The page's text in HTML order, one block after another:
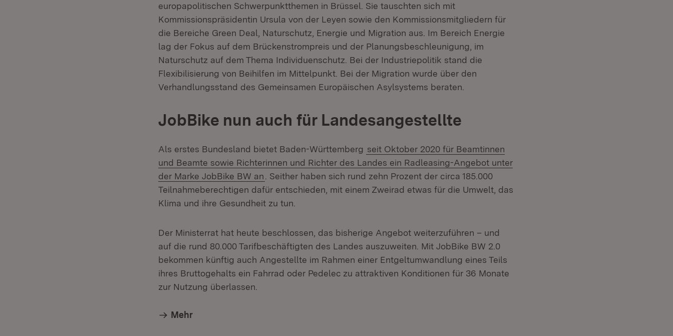
europapolitischen Schwerpunktthemen in Brüssel. Sie tauschten sich mit
Kommissionspräsidentin Ursula von der Leyen sowie den Kommissionsmitgliedern für
die Bereiche Green Deal, Naturschutz, Energie und Migration aus. Im Bereich Energie
lag der Fokus auf dem Brückenstrompreis und der Planungsbeschleunigung, im
Naturschutz auf dem Thema Individuenschutz. Bei der Industriepolitik stand die
Flexibilisierung von Beihilfen im Mittelpunkt. Bei der Migration wurde über den
Verhandlungsstand des Gemeinsamen Europäischen Asylsystems beraten.
JobBike nun auch für Landesangestellte
Als erstes Bundesland bietet Baden-Württemberg seit Oktober 2020 für Beamtinnen
und Beamte sowie Richterinnen und Richter des Landes ein Radleasing-Angebot unter
der Marke JobBike BW an
. Seither haben sich rund zehn Prozent der circa 185.000
Teilnahmeberechtigen dafür entschieden, mit einem Zweirad etwas für die Umwelt, das
Klima und ihre Gesundheit zu tun.
Der Ministerrat hat heute beschlossen, das bisherige Angebot weiterzuführen – und
auf die rund 80.000 Tarifbeschäftigten des Landes auszuweiten. Mit JobBike BW 2.0
bekommen künftig auch Angestellte im Rahmen einer Entgeltumwandlung eines Teils
ihres Bruttogehalts ein Fahrrad oder Pedelec zu attraktiven Konditionen für 36 Monate
zur Nutzung überlassen.
Mehr